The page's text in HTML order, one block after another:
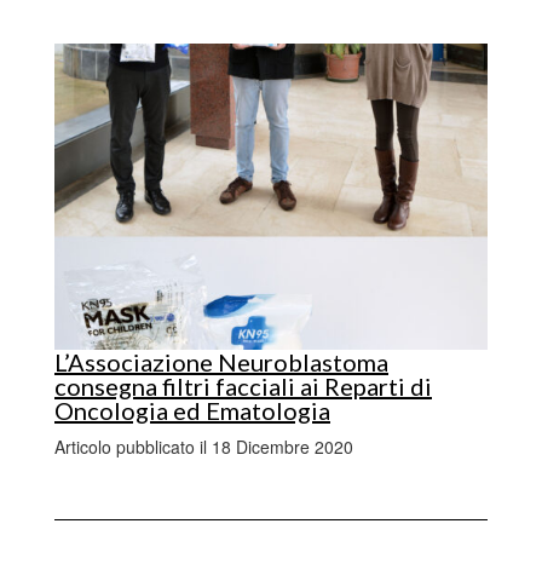
L’Associazione Neuroblastoma
consegna filtri facciali ai Reparti di
Oncologia ed Ematologia
Articolo pubblicato il 18 Dicembre 2020